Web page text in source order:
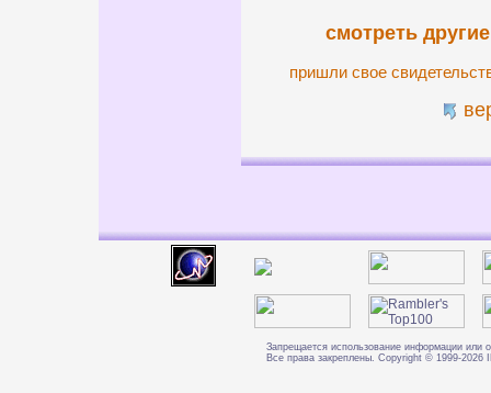
смотреть
пришли свое
Запрещается использование информации или
Все права закреплены. Copyright © 1999-